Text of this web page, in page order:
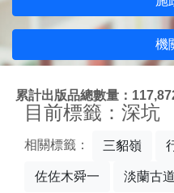
機
累計出版品總數量：
目前標籤：深坑
相關標籤： 三貂嶺
佐佐木舜一 淡蘭古道